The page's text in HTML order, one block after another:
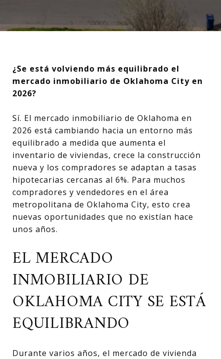
¿Se está volviendo más equilibrado el
mercado inmobiliario de Oklahoma City en
2026?
Sí. El mercado inmobiliario de Oklahoma en
2026 está cambiando hacia un entorno más
equilibrado a medida que aumenta el
inventario de viviendas, crece la construcción
nueva y los compradores se adaptan a tasas
hipotecarias cercanas al 6%. Para muchos
compradores y vendedores en el área
metropolitana de Oklahoma City, esto crea
nuevas oportunidades que no existían hace
unos años.
EL MERCADO
INMOBILIARIO DE
OKLAHOMA CITY SE ESTÁ
EQUILIBRANDO
Durante varios años, el mercado de vivienda